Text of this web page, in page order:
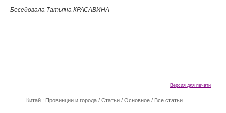
Беседовала Татьяна КРАСАВИНА
Версия для печати
Китай : Провинции и города / Статьи / Основное / Все статьи